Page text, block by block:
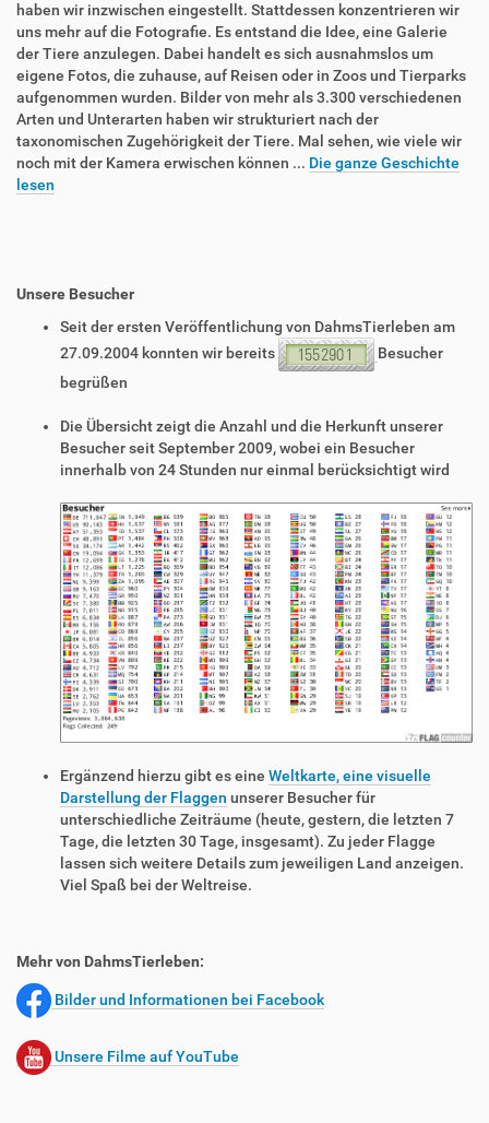
haben wir inzwischen eingestellt. Stattdessen konzentrieren wir
uns mehr auf die Fotografie. Es entstand die Idee, eine Galerie
der Tiere anzulegen. Dabei handelt es sich ausnahmslos um
eigene Fotos, die zuhause, auf Reisen oder in Zoos und Tierparks
aufgenommen wurden. Bilder von mehr als 3.300 verschiedenen
Arten und Unterarten haben wir strukturiert nach der
taxonomischen Zugehörigkeit der Tiere. Mal sehen, wie viele wir
noch mit der Kamera erwischen können ... Die ganze Geschichte
lesen
Unsere Besucher
Seit der ersten Veröffentlichung von DahmsTierleben am
27.09.2004 konnten wir bereits
Besucher
begrüßen
Die Übersicht zeigt die Anzahl und die Herkunft unserer
Besucher seit September 2009, wobei ein Besucher
innerhalb von 24 Stunden nur einmal berücksichtigt wird
Ergänzend hierzu gibt es eine Weltkarte, eine visuelle
Darstellung der Flaggen unserer Besucher für
unterschiedliche Zeiträume (heute, gestern, die letzten 7
Tage, die letzten 30 Tage, insgesamt). Zu jeder Flagge
lassen sich weitere Details zum jeweiligen Land anzeigen.
Viel Spaß bei der Weltreise.
Mehr von DahmsTierleben:
Bilder und Informationen bei Facebook
Unsere Filme auf YouTube